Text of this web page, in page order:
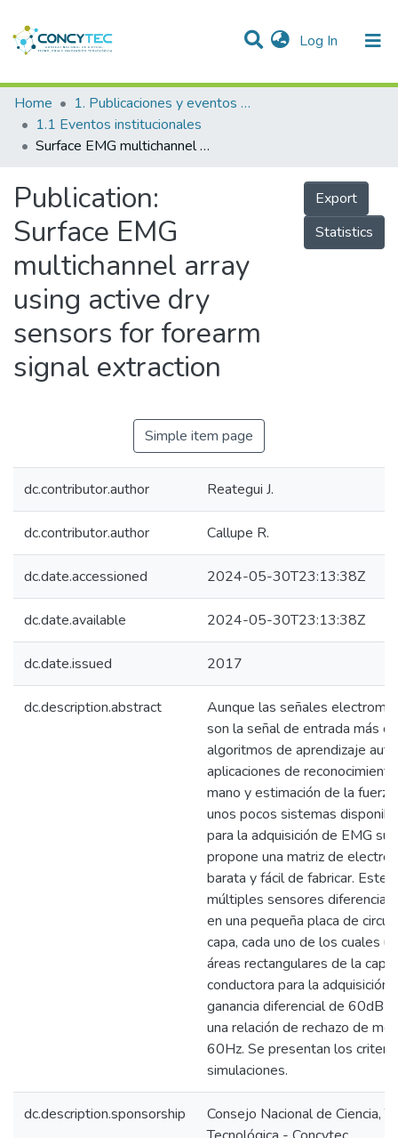
Log In (current)
Communities & Collections
Research Outputs
People
Statistics
Home
1. Publicaciones y eventos institucionales
1.1 Eventos institucionales
Surface EMG multichannel array using active dry sensors for forearm signal extraction
Publication:
Surface EMG
multichannel array
using active dry
sensors for forearm
signal extraction
Export
Statistics
Simple item page
dc.contributor.author Reategui J.
dc.contributor.author Callupe R.
dc.date.accessioned 2024-05-30T23:13:38Z
dc.date.available 2024-05-30T23:13:38Z
dc.date.issued 2017
dc.description.abstract
Aunque las señales
son la señal de entrada más
algoritmos de aprendizaje
aplicaciones de
mano y estimación de la
unos pocos sistemas
para la adquisición de EMG
propone una matriz de
barata y fácil de fabricar. Este
múltiples sensores
en una pequeña placa de
capa, cada uno de los cuales
áreas rectangulares de la
conductora para la adquisición
ganancia diferencial de 60dB
una relación de rechazo de
60Hz. Se presentan los
simulaciones.
dc.description.sponsorship
Consejo Nacional de Ciencia,